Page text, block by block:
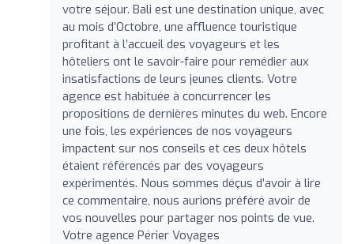
votre séjour. Bali est une destination unique, avec
au mois d’Octobre, une affluence touristique
profitant à l’accueil des voyageurs et les
hôteliers ont le savoir-faire pour remédier aux
insatisfactions de leurs jeunes clients. Votre
agence est habituée à concurrencer les
propositions de dernières minutes du web. Encore
une fois, les expériences de nos voyageurs
impactent sur nos conseils et ces deux hôtels
étaient référencés par des voyageurs
expérimentés. Nous sommes déçus d’avoir à lire
ce commentaire, nous aurions préféré avoir de
vos nouvelles pour partager nos points de vue.
Votre agence Périer Voyages